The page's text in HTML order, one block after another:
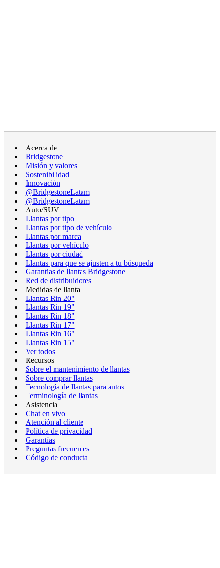
Acerca de
Bridgestone
Misión y valores
Sostenibilidad
Innovación
@BridgestoneLatam
@BridgestoneLatam
Auto/SUV
Llantas por tipo
Llantas por tipo de vehículo
Llantas por marca
Llantas por vehículo
Llantas por ciudad
Llantas para que se ajusten a tu búsqueda
Garantías de llantas Bridgestone
Red de distribuidores
Medidas de llanta
Llantas Rin 20"
Llantas Rin 19"
Llantas Rin 18"
Llantas Rin 17"
Llantas Rin 16"
Llantas Rin 15"
Ver todos
Recursos
Sobre el mantenimiento de llantas
Sobre comprar llantas
Tecnología de llantas para autos
Terminología de llantas
Asistencia
Chat en vivo
Atención al cliente
Política de privacidad
Garantías
Preguntas frecuentes
Código de conducta